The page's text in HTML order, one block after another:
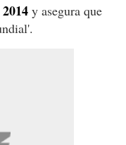
y asegura que